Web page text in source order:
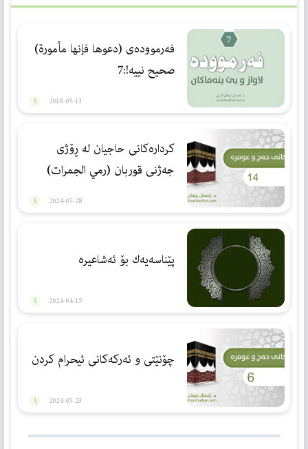
فه‌رمووده‌ی (دعوها فإنها مأمورة)
صحیح نییه‌!:7
2018-09-13
كردارەكانی حاجیان لە ڕۆژی
جەژنی قوربان (رمي الجمرات)
2024-05-28
پێناسەیەك بۆ ئەشاعیرە
2024-04-15
چۆنێتی و ئەركەكانی ئیحرام كردن
2024-05-23